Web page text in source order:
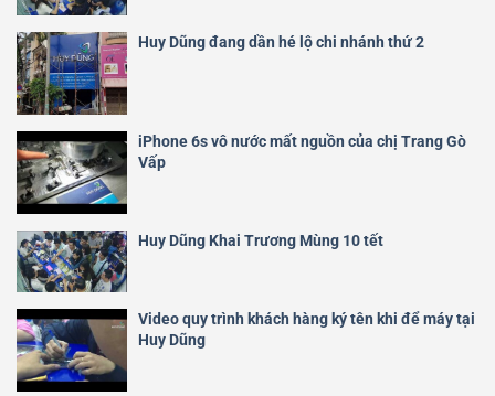
Huy Dũng đang dần hé lộ chi nhánh thứ 2
iPhone 6s vô nước mất nguồn của chị Trang Gò
Vấp
Huy Dũng Khai Trương Mùng 10 tết
Video quy trình khách hàng ký tên khi để máy tại
Huy Dũng